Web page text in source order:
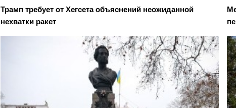
Трамп требует от Хегсета объяснений неожиданной
нехватки ракет